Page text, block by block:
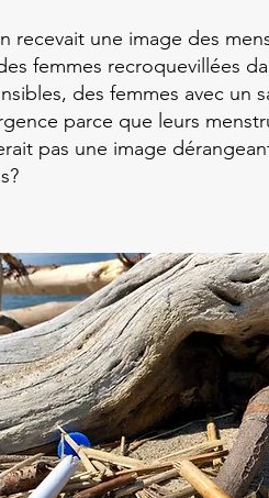
recevait une image des
femmes recroquevillées
des femmes avec un
parce que leurs
pas une image